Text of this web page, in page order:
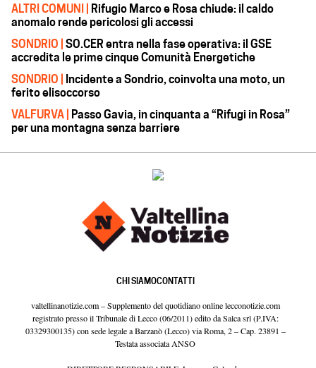
ALTRI COMUNI |
Rifugio Marco e Rosa chiude: il caldo
anomalo rende pericolosi gli accessi
SONDRIO | SO.CER entra nella fase operativa: il GSE
accredita le prime cinque Comunità Energetiche
SONDRIO |
Incidente a Sondrio, coinvolta una moto, un
ferito elisoccorso
VALFURVA |
Passo Gavia, in cinquanta a “Rifugi in Rosa”
per una montagna senza barriere
CHI SIAMOCONTATTI
valtellinanotizie.com – Supplemento del quotidiano online lecconotizie.com
registrato presso il Tribunale di Lecco (06/2011) edito da Salca srl (P.IVA:
03329300135) con sede legale a Barzanò (Lecco) via Roma, 2 – Cap. 23891 –
Testata associata ANSO